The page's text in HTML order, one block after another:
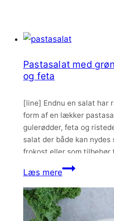
Pastasalat med
og feta
[line] Endnu en salat har
form af en lækker
gulerødder, feta og
salat der både kan
frokost eller som tilbehør
veggiedeller eller kød.
Læs merePastasalat
grønkål,